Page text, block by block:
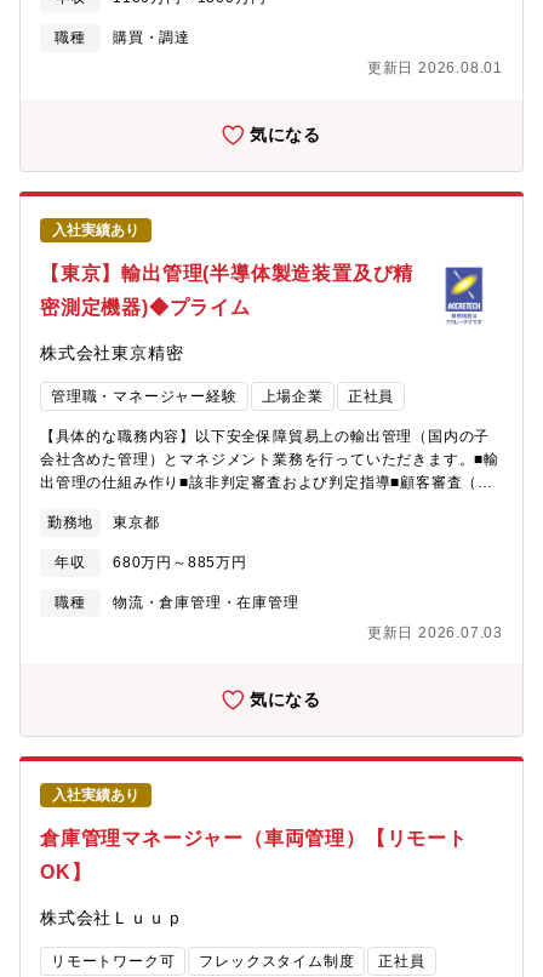
担額：１～２万円/月程度・入居期限：独身寮 35 歳到達時もしく
は入社後2年間のいずれか長い方／35歳以上の場合は入社後2年
場合（通勤時間：１時間30分以内）は利用不可
全体の最適化を推進を目的として組織強化の増員募集を行いま
す。【組織構成】全体で4名 うちキャリア入社1名【採用部門が
の部品に関する、海外顧客向けの輸出手続きに至るまでの物流管
も備えていただきます。【企業の魅力】 売上高2兆2090億円、営
発表）上記の高い利益率は世界トップの技術力で顧客に貢献して
得た利益を積極的に投資（設備や技術、人材）に更なる成長をす
るというサイクルが回っている事が要因です。
います。本ポジションは、プロセス、意思決定フレームワーク、
ガバナンス、KPI、およびシステム要件を定義し、全社的に一貫性
として、新製品の導入、評価・検証、および量産立上げを加速・
実現します。また、製品切替えに伴うExcess &
Obsolete（E&O）在庫を最小化するとともに、売上、利益、およ
び顧客サービスレベルの最大化を推進します。本ポジションは、
クロスファンクショナルな組織と密接に連携しながら、Product
RolloverプロセスをS&OPおよびInventory Managementプロセ
スと効果的に接続し、サプライチェーン全体のOperational
Excellenceを実現します。【業務内容】・NPI、Ramp-up、製品
切替、およびEOLに関するプロセス、ガバナンス、および意思決
定フレームワークを設計する。・ 全BU共通で使用するProduct
る。・ 新製品導入、評価・検証、および量産立上げを加速するた
めのプロセスを設計し、Time-to-Marketの最適化を推進する。・
製品切替において売上および利益機会を最大化するための計画・
最小化するための手法および意思決定フレームワークを構築す
る。・ Product RolloverプロセスをS&OP、Inventory
Management、および関連する需給計画プロセスと統合し、サプ
ライチェーン全体の整合性とOperational Excellenceを実現す
のKPI、管理指標、およびレポーティング体制を整備する。・ 製
構造的リスクを特定し、改善ロードマップを策定する。・ クロス
ファンクショナルな組織と連携して、製品切り替えのプロセスを
定義と導入を推進する。・ プロセス文書、ガバナンス資料、およ
(BU)に適用するProduct Rolloverのプロセス及びガバナンスを構
成感を得られる仕事です。・海外のステークホルダーとのコミュ
ニケーションも頻繁に発生するため、グローバルな環境下で仕事
ができます。・新しいプロセスを構築し、それを展開するという
貴重な経験を得ることができます。【出張について】国内出張は
群馬R&Dセンターに週2～３回、海外出張は年１～２回程度発生す
る可能性がございます。【ご応募につきまして】※推薦段階にて
職種
購買・調達
更新日 2026.08.01
気になる
入社実績あり
【東京】輸出管理(半導体製造装置及び精
密測定機器)◆プライム
株式会社東京精密
管理職・マネージャー経験 上場企業 正社員
【具体的な職務内容】以下安全保障貿易上の輸出管理（国内の子
会社含めた管理）とマネジメント業務を行っていただきます。■輸
出管理の仕組み作り■該非判定審査および判定指導■顧客審査（取
■AEO、通関情報の管理■NACCSの管理【募集背景】嘱託社員の
方の後任を採用したいため【組織構成】■人数構成 2名※配属は
社長直下の部署となります。【ポジションの魅力】少数精鋭の組
織です。八王子工場で製造されている半導体製造装置の輸出管理
方】■原則出社■転勤当面無し■フルフレックス※中学入学までの子
勤務地 東京都
年収 680万円～885万円
職種
物流・倉庫管理・在庫管理
更新日 2026.07.03
気になる
入社実績あり
倉庫管理マネージャー（車両管理）【リモート
OK】
株式会社Ｌｕｕｐ
リモートワーク可 フレックスタイム制度 正社員